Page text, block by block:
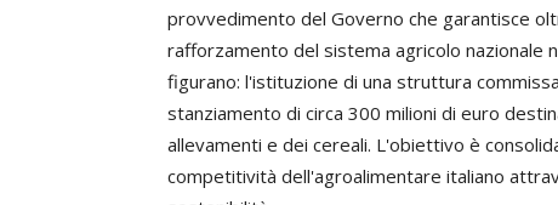
provvedimento del Governo che garantisce
rafforzamento del sistema agricolo nazionale
figurano: l'istituzione di una struttura
stanziamento di circa 300 milioni di euro
allevamenti e dei cereali. L'obiettivo è
competitività dell'agroalimentare italiano